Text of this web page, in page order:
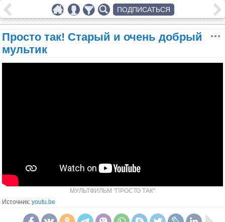
Просто так! Старый и очень добрый
мультик
МУЛЬТФИЛЬМ "ПРОСТО ТАК"
Источник: youtu.be
ПОДПИСАТЬСЯ